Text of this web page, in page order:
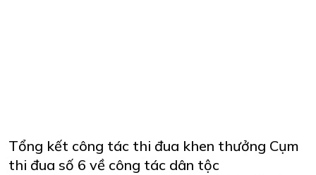
Tổng kết công tác thi đua khen thưởng Cụm
thi đua số 6 về công tác dân tộc